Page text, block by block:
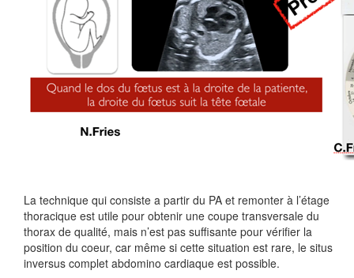
La technique qui consiste a partir du PA et remonter à l’étage
thoracique est utile pour obtenir une coupe transversale du
thorax de qualité, mais n’est pas suffisante pour vérifier la
position du coeur, car même si cette situation est rare, le situs
inversus complet abdomino cardiaque est possible.